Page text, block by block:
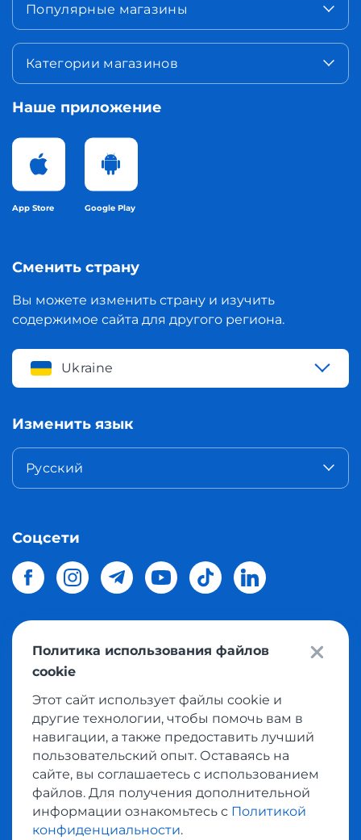
Популярные магазины
Категории магазинов
Наше приложение
App Store Google Play
Сменить страну
Вы можете изменить страну и изучить
содержимое сайта для другого региона.
Ukraine
Изменить язык
Русский
Соцсети
© 2026 Meest Shoppingдоставка покупок с интернет
магазинов мира в Украину.
Политика конфиденциальности
Публичная оферта
Условия пользования сервисом выкупа товаров
Политика использования файлов
cookie
Этот сайт использует файлы cookie и
другие технологии, чтобы помочь вам в
навигации, а также предоставить лучший
пользовательский опыт. Оставаясь на
сайте, вы соглашаетесь с использованием
файлов. Для получения дополнительной
информации ознакомьтесь с Политикой
конфиденциальности.